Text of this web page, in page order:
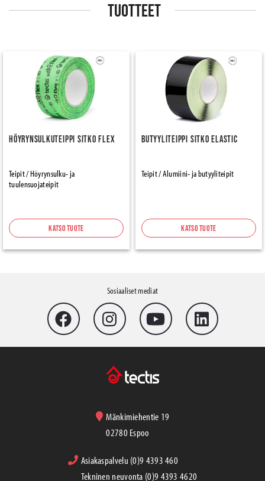
TUOTTEET
Höyrynsulkuteippi Sitko Flex
Teipit / Höyrynsulku- ja
tuulensuojateipit
Katso tuote
Butyyliteippi Sitko Elastic
Teipit / Alumiini- ja butyyliteipit
Katso tuote
Sosiaaliset mediat
Mänkimiehentie 19
02780 Espoo
Asiakaspalvelu (0)9 4393 460
Tekninen neuvonta (0)9 4393 4620